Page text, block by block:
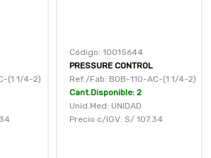
(1 1/4-2)
Código: 10015644
PRESSURE CONTROL
Ref./Fab: BOB-110-AC-(1 1/4-2)
Cant.Disponible: 2
Unid.Med: UNIDAD
Precio c/IGV: S/ 107.34